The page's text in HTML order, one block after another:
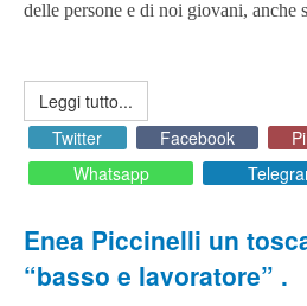
delle persone e di noi giovani, anche
Leggi tutto...
Twitter
Facebook
Whatsapp
Enea Piccinelli un
“basso e lavoratore” .